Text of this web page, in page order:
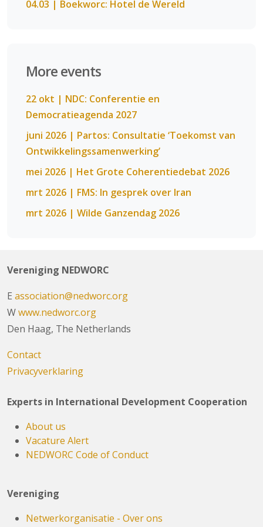
04.03 | Boekworc: Hotel de Wereld
More events
22 okt | NDC: Conferentie en
Democratieagenda 2027
juni 2026 | Partos: Consultatie ‘Toekomst van
Ontwikkelingssamenwerking’
mei 2026 | Het Grote Coherentiedebat 2026
mrt 2026 | FMS: In gesprek over Iran
mrt 2026 | Wilde Ganzendag 2026
Vereniging NEDWORC
E association@nedworc.org
Wwww.nedworc.org
Den Haag, The Netherlands
Contact
Privacyverklaring
Experts in International Development Cooperation
About us
Vacature Alert
NEDWORC Code of Conduct
Vereniging
Netwerkorganisatie - Over ons